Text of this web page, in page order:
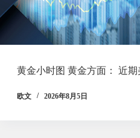
黄金小时图 黄金方面： 近
欧文 2026年8月5日